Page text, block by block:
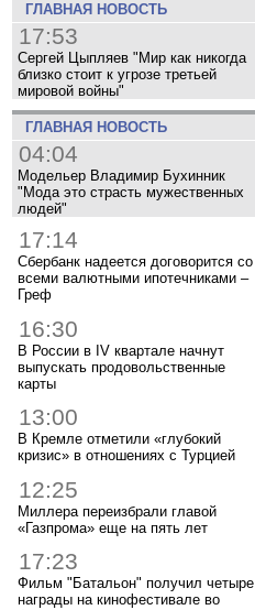
ГЛАВНАЯ НОВОСТЬ
17:53
Сергей Цыпляев "Мир как никогда
близко стоит к угрозе третьей
мировой войны"
ГЛАВНАЯ НОВОСТЬ
04:04
Модельер Владимир Бухинник
"Мода это страсть мужественных
людей"
17:14
Сбербанк надеется договорится со
всеми валютными ипотечниками –
Греф
16:30
В России в IV квартале начнут
выпускать продовольственные
карты
13:00
В Кремле отметили «глубокий
кризис» в отношениях с Турцией
12:25
Миллера переизбрали главой
«Газпрома» еще на пять лет
17:23
Фильм "Батальон" получил четыре
награды на кинофестивале во